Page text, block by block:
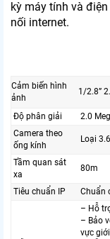
kỳ máy tính và
nối internet.
Cảm biến hình
ảnh
1/2.8”
Độ phân giải
2.0
Camera theo
ống kính
Loại
Tầm quan sát
xa
80m
Tiêu chuẩn IP Chuẩn
– Hỗ
– Bảo
vực